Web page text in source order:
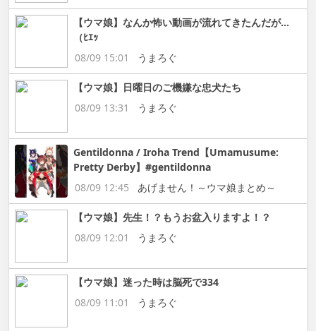
【ウマ娘】なんか怖い動画が流れてきたんだが…
（ﾋｴｯ
08/09 15:01
うまろぐ
【ウマ娘】日曜日のご機嫌な忠犬たち
08/09 13:31
うまろぐ
Gentildonna / Iroha Trend【Umamusume:
Pretty Derby】#gentildonna
08/09 12:45
あげません！～ウマ娘まとめ～
【ウマ娘】先生！？もうお盆入りますよ！？
08/09 12:01
うまろぐ
【ウマ娘】迷った時は脳死で334
08/09 11:01
うまろぐ